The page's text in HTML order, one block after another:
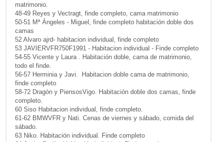
matrimonio.
48-49 Reyes y Vectragt, finde completo, cama matrimonio
50-51 Mª Ángeles - Miguel, finde completo habitación doble dos
camas
52 Alvaro ajrd- habitacion individual, finde completo
53 JAVIERVFR750F1991 - Habitacion individual - Finde completo
54-55 Vicente y Laura . Habitación doble, cama de matrimonio,
todo el finde.
56-57 Herminia y Javi. Habitacion doble cama de matrimonio,
finde completo
58-72 Dragón y PiensosVigo. Habitación doble dos camas, finde
completo.
60 Siso Habitacion individual, finde completo.
61-62 BMWVFR y Nati. Cenas de viernes y sábado, comida del
sábado.
63 Niko. Habitación individual. Finde completo